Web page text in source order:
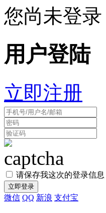
您尚未登录
用户登陆
立即注册
请保存我这次的登录信息
微信 QQ 新浪 支付宝